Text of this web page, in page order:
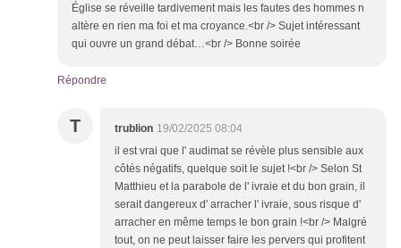
Église se réveille tardivement mais les fautes des hommes n
altère en rien ma foi et ma croyance.<br /> Sujet intéressant
qui ouvre un grand débat…<br /> Bonne soirée
Répondre
T trublion 19/02/2025 08:04
il est vrai que l' audimat se révèle plus sensible aux
côtés négatifs, quelque soit le sujet !<br /> Selon St
Matthieu et la parabole de l' ivraie et du bon grain, il
serait dangereux d' arracher l' ivraie, sous risque d'
arracher en même temps le bon grain !<br /> Malgré
tout, on ne peut laisser faire les pervers qui profitent